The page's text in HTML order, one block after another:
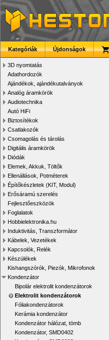
Kategóriák Újdonságok
3D nyomtatás
Adathordozók
Ajándékok, ajándékutalványok
Analóg áramkörök
Audiotechnika
Autó HiFi
Biztosítékok
Csatlakozók
Csomagolás és tárolás
Digitális áramkörök
Diódák
Elemek, Akkuk, Töltők
Ellenállások, Potméterek
Építőkészletek (KIT, Modul)
Erősáramú szerelés
Fejlesztőeszközök
Foglalatok
Hobbielektronika.hu
Induktivitás, Transzformátor
Kábelek, Vezetékek
Kapcsolók, Relék
Készülékek
Kishangszórók, Piezók, Mikrofonok
Kondenzátor
Bipolár elektrolit kondenzátorok
Elektrolit kondenzátorok
Fóliakondenzátorok
Kerámia kondenzátor
Kondenzátor hálózat, tömb
Kondenzátor, SMD0402